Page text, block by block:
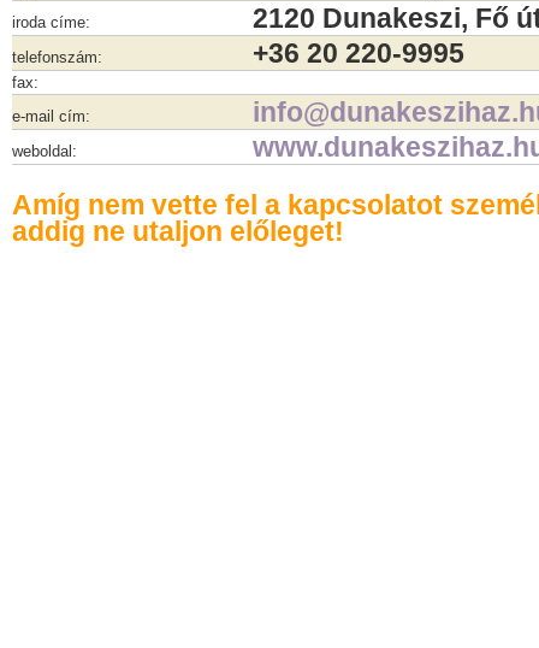
iroda címe: 2120 Dunakeszi, Fő
telefonszám: +36 20 220-9995
fax:
e-mail cím:
weboldal:
Amíg nem vette fel a kapcsolatot
addig ne utaljon előleget!